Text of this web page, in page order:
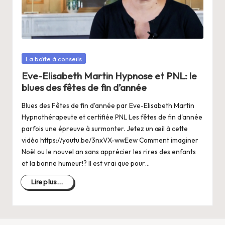
n
g
e
r
s
a
V
ie
Posté
La boîte à conseils
Eve-Elisabeth Martin Hypnose et PNL: le
blues des fêtes de fin d’année
Blues des Fêtes de fin d'année par Eve-Elisabeth Martin
Hypnothérapeute et certifiée PNL Les fêtes de fin d'année
parfois une épreuve à surmonter. Jetez un œil à cette
vidéo https://youtu.be/3nxVX-wwEew Comment imaginer
Noël ou le nouvel an sans apprécier les rires des enfants
et la bonne humeur!? Il est vrai que pour…
Lire plus...